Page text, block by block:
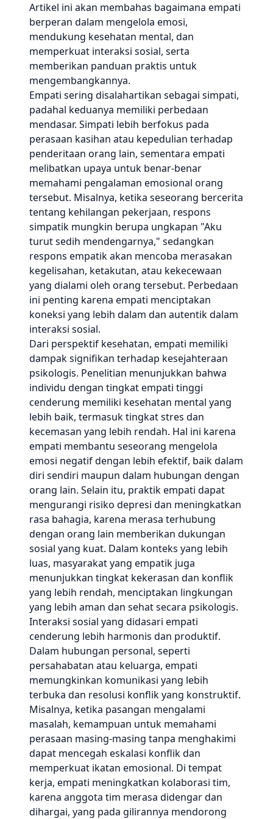
Artikel ini akan membahas bagaimana empati
berperan dalam mengelola emosi,
mendukung kesehatan mental, dan
memperkuat interaksi sosial, serta
memberikan panduan praktis untuk
mengembangkannya.
Empati sering disalahartikan sebagai simpati,
padahal keduanya memiliki perbedaan
mendasar. Simpati lebih berfokus pada
perasaan kasihan atau kepedulian terhadap
penderitaan orang lain, sementara empati
melibatkan upaya untuk benar-benar
memahami pengalaman emosional orang
tersebut. Misalnya, ketika seseorang bercerita
tentang kehilangan pekerjaan, respons
simpatik mungkin berupa ungkapan "Aku
turut sedih mendengarnya," sedangkan
respons empatik akan mencoba merasakan
kegelisahan, ketakutan, atau kekecewaan
yang dialami oleh orang tersebut. Perbedaan
ini penting karena empati menciptakan
koneksi yang lebih dalam dan autentik dalam
interaksi sosial.
Dari perspektif kesehatan, empati memiliki
dampak signifikan terhadap kesejahteraan
psikologis. Penelitian menunjukkan bahwa
individu dengan tingkat empati tinggi
cenderung memiliki kesehatan mental yang
lebih baik, termasuk tingkat stres dan
kecemasan yang lebih rendah. Hal ini karena
empati membantu seseorang mengelola
emosi negatif dengan lebih efektif, baik dalam
diri sendiri maupun dalam hubungan dengan
orang lain. Selain itu, praktik empati dapat
mengurangi risiko depresi dan meningkatkan
rasa bahagia, karena merasa terhubung
dengan orang lain memberikan dukungan
sosial yang kuat. Dalam konteks yang lebih
luas, masyarakat yang empatik juga
menunjukkan tingkat kekerasan dan konflik
yang lebih rendah, menciptakan lingkungan
yang lebih aman dan sehat secara psikologis.
Interaksi sosial yang didasari empati
cenderung lebih harmonis dan produktif.
Dalam hubungan personal, seperti
persahabatan atau keluarga, empati
memungkinkan komunikasi yang lebih
terbuka dan resolusi konflik yang konstruktif.
Misalnya, ketika pasangan mengalami
masalah, kemampuan untuk memahami
perasaan masing-masing tanpa menghakimi
dapat mencegah eskalasi konflik dan
memperkuat ikatan emosional. Di tempat
kerja, empati meningkatkan kolaborasi tim,
karena anggota tim merasa didengar dan
dihargai, yang pada gilirannya mendorong